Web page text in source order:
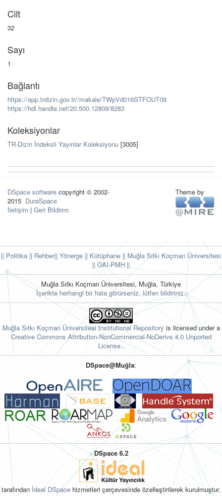
Cilt
32
Sayı
1
Bağlantı
https://app.trdizin.gov.tr//makale/TWpVd016STFOUT09
https://hdl.handle.net/20.500.12809/8283
Koleksiyonlar
TR-Dizin İndeksli Yayınlar Koleksiyonu [3005]
DSpace software copyright © 2002-
2015 DuraSpace
İletişim | Geri Bildirim
Theme by
|| Politika || Rehber|| Yönerge || Kütüphane || Muğla Sıtkı Koçman Üniversitesi
|| OAI-PMH ||
Muğla Sıtkı Koçman Üniversitesi, Muğla, Türkiye
İçerikte herhangi bir hata görürseniz, lütfen bildiriniz:
Muğla Sıtkı Koçman Üniversitesi Institutional Repository is licensed under a
Creative Commons Attribution-NonCommercial-NoDerivs 4.0 Unported
License..
DSpace@Muğla:
DSpace 6.2
tarafından İdeal DSpace hizmetleri çerçevesinde özelleştirilerek kurulmuştur.